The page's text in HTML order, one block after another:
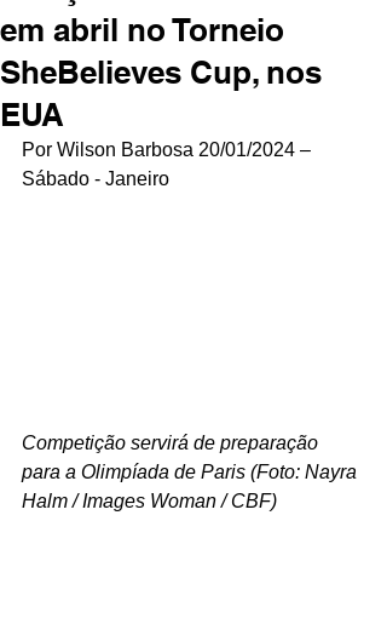
em abril no Torneio
SheBelieves Cup, nos
EUA
Por Wilson Barbosa 20/01/2024 –
Sábado - Janeiro
Competição servirá de preparação
para a Olimpíada de Paris (Foto: Nayra
Halm / Images Woman / CBF)